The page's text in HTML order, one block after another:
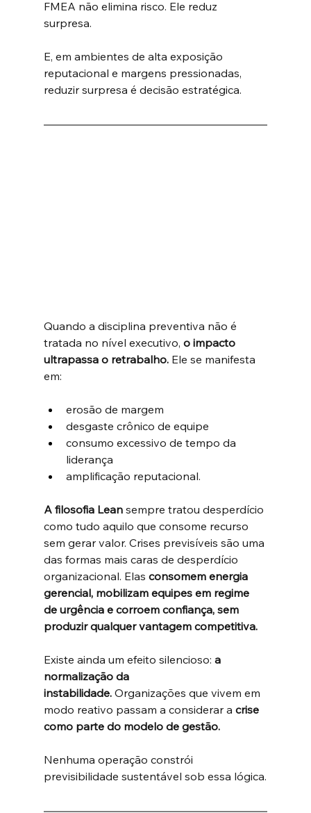
FMEA não elimina risco. Ele reduz
surpresa.
E, em ambientes de alta exposição
reputacional e margens pressionadas,
reduzir surpresa é decisão estratégica.
Quando a disciplina preventiva não é
tratada no nível executivo, o impacto
ultrapassa o retrabalho. Ele se manifesta
em:
erosão de margem
desgaste crônico de equipe
consumo excessivo de tempo da
liderança
amplificação reputacional.
A filosofia Lean sempre tratou desperdício
como tudo aquilo que consome recurso
sem gerar valor. Crises previsíveis são uma
das formas mais caras de desperdício
organizacional. Elas consomem energia
gerencial, mobilizam equipes em regime
de urgência e corroem confiança, sem
produzir qualquer vantagem competitiva.
Existe ainda um efeito silencioso: a
normalização da
instabilidade. Organizações que vivem em
modo reativo passam a considerar a crise
como parte do modelo de gestão.
Nenhuma operação constrói
previsibilidade sustentável sob essa lógica.